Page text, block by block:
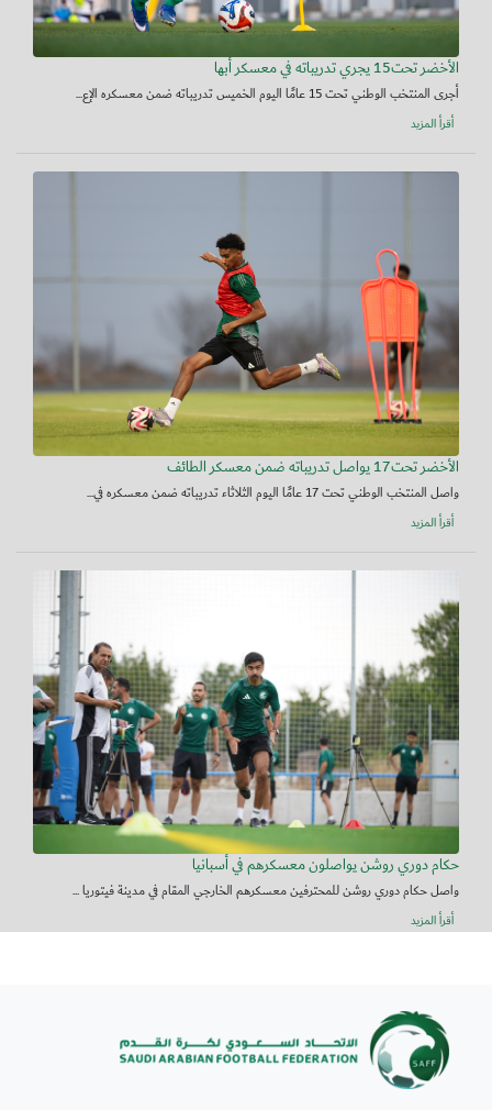
الأخضر تحت15 يجري تدريباته في معسكر أبها
أجرى المنتخب الوطني تحت 15 عامًا اليوم الخميس تدريباته ضمن معسكره الإع...
أقرأ المزيد
الأخضر تحت17 يواصل تدريباته ضمن معسكر الطائف
واصل المنتخب الوطني تحت 17 عامًا اليوم الثلاثاء تدريباته ضمن معسكره في...
أقرأ المزيد
حكام دوري روشن يواصلون معسكرهم في أسبانيا
واصل حكام دوري روشن للمحترفين معسكرهم الخارجي المقام في مدينة فيتوريا ...
أقرأ المزيد